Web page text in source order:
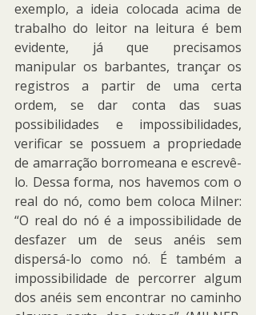
exemplo, a ideia colocada acima de
trabalho do leitor na leitura é bem
evidente, já que precisamos
manipular os barbantes, trançar os
registros a partir de uma certa
ordem, se dar conta das suas
possibilidades e impossibilidades,
verificar se possuem a propriedade
de amarração borromeana e escrevê-
lo. Dessa forma, nos havemos com o
real do nó, como bem coloca Milner:
“O real do nó é a impossibilidade de
desfazer um de seus anéis sem
dispersá-lo como nó. É também a
impossibilidade de percorrer algum
dos anéis sem encontrar no caminho